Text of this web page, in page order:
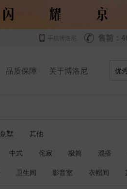
手机博洛尼 售前：
品质保障 关于博洛尼 优
别墅
其他
中式 侘寂 极简 混搭
卫生间 影音室 衣帽间